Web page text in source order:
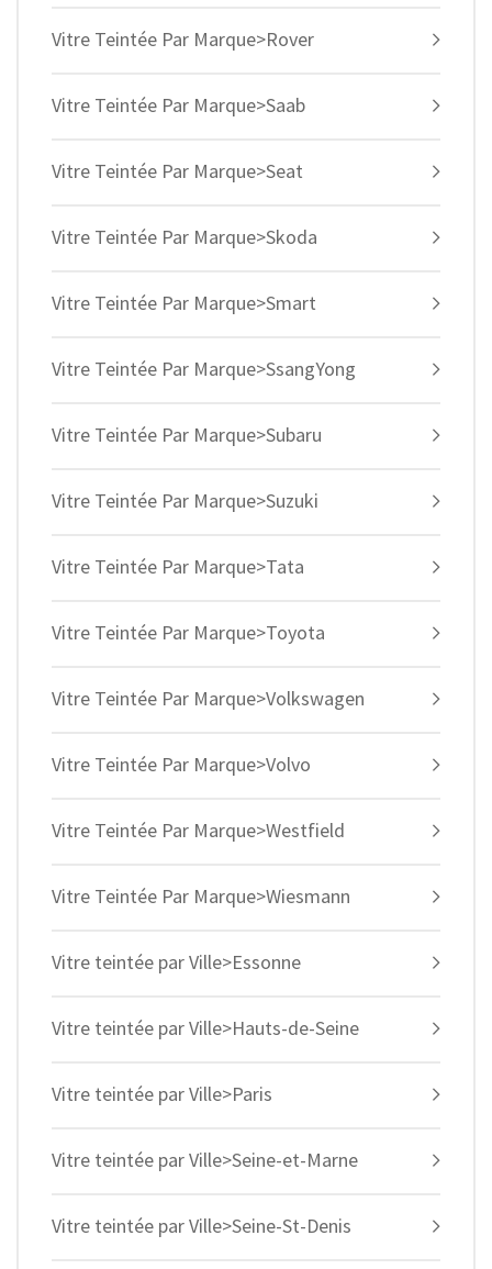
Vitre Teintée Par Marque>Rover
Vitre Teintée Par Marque>Saab
Vitre Teintée Par Marque>Seat
Vitre Teintée Par Marque>Skoda
Vitre Teintée Par Marque>Smart
Vitre Teintée Par Marque>SsangYong
Vitre Teintée Par Marque>Subaru
Vitre Teintée Par Marque>Suzuki
Vitre Teintée Par Marque>Tata
Vitre Teintée Par Marque>Toyota
Vitre Teintée Par Marque>Volkswagen
Vitre Teintée Par Marque>Volvo
Vitre Teintée Par Marque>Westfield
Vitre Teintée Par Marque>Wiesmann
Vitre teintée par Ville>Essonne
Vitre teintée par Ville>Hauts-de-Seine
Vitre teintée par Ville>Paris
Vitre teintée par Ville>Seine-et-Marne
Vitre teintée par Ville>Seine-St-Denis